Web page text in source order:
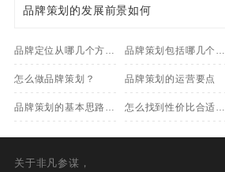
品牌策划的发展前景如何
品牌定位从哪几个方面
写？
品牌策划包括哪几个方
面？
怎么做品牌策划？ 品牌策划的运营要点
品牌策划的基本思路包
括
怎么找到性价比合适的
品牌策划机构？
关于非凡参谋，